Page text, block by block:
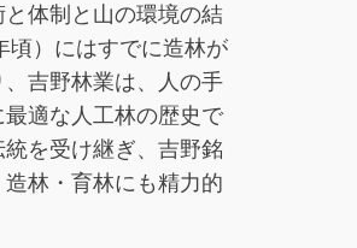
体制と山の環境の結
頃）にはすでに造林が
吉野林業は、人の手
適な人工林の歴史で
を受け継ぎ、吉野銘
林・育林にも精力的